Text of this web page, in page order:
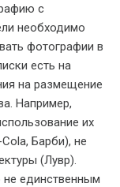
с
необходимо
фотографии в
есть на
на размещение
Например,
их
Барби), не
(Лувр).
единственным